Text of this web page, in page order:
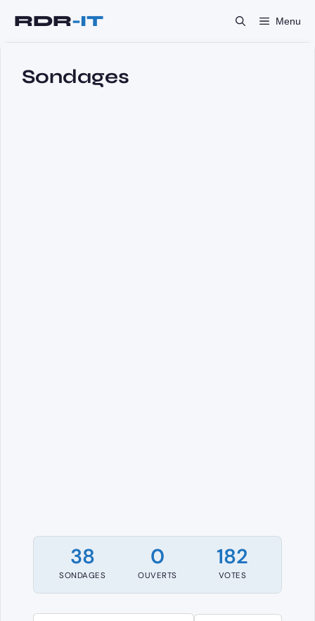
Menu
Sondages
38
SONDAGES
0
OUVERTS
182
VOTES